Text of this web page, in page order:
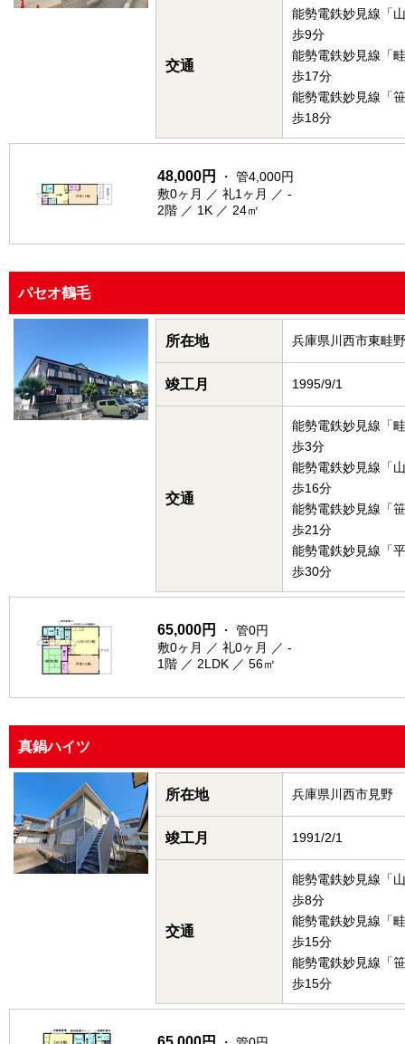
交通
能勢電鉄妙見線「
歩9分
能勢電鉄妙見線「
歩17分
能勢電鉄妙見線「
歩18分
48,000円
・ 管4,000円
敷0ヶ月 ／ 礼1ヶ月 ／ -
2階 ／ 1K ／ 24㎡
パセオ鶴毛
所在地 兵庫県川西市東畦野
竣工月 1995/9/1
交通
能勢電鉄妙見線「
歩3分
能勢電鉄妙見線「
歩16分
能勢電鉄妙見線「
歩21分
能勢電鉄妙見線「
歩30分
65,000円
・ 管0円
敷0ヶ月 ／ 礼0ヶ月 ／ -
1階 ／ 2LDK ／ 56㎡
真鍋ハイツ
所在地 兵庫県川西市見野
竣工月 1991/2/1
交通
能勢電鉄妙見線「
歩8分
能勢電鉄妙見線「
歩15分
能勢電鉄妙見線「
歩15分